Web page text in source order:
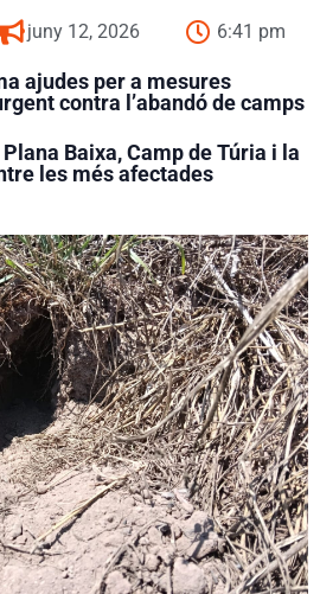
juny 12, 2026 6:41 pm
ajudes per a mesures
contra l’abandó de camps
Baixa, Camp de Túria i la
les més afectades